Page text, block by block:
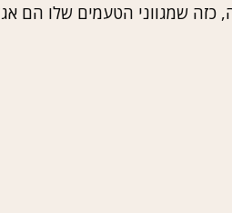
כזה שמגווני הטעמים שלו הם